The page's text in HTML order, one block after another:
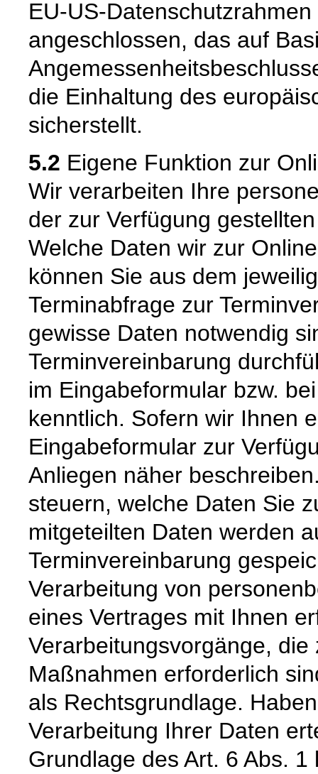
EU-US-
angeschlossen, das auf
die Einhaltung des
sicherstellt.
5.2 Eigene Funktion zur
Wir verarbeiten Ihre
der zur Verfügung
Welche Daten wir zur
können Sie aus dem
Terminabfrage zur
gewisse Daten notwendig
Terminvereinbarung
im Eingabeformular bzw.
kenntlich. Sofern wir Ihnen
Eingabeformular zur
Anliegen näher
steuern, welche Daten Sie
mitgeteilten Daten werden
Terminvereinbarung
Verarbeitung von
eines Vertrages mit Ihnen
Verarbeitungsvorgänge,
Maßnahmen erforderlich
als Rechtsgrundlage.
Verarbeitung Ihrer Daten
Grundlage des Art. 6 Abs.